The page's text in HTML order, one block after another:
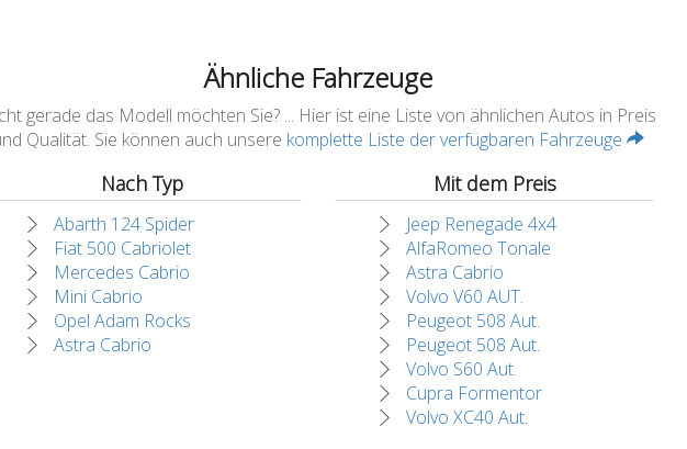
Ähnliche Fahrzeuge
gerade das Modell möchten Sie? ... Hier ist eine Liste von ähnlichen Autos in Preis
Qualität. Sie können auch unsere komplette Liste der verfügbaren Fahrzeuge
Nach Typ
Abarth 124 Spider
Fiat 500 Cabriolet
Mercedes Cabrio
Mini Cabrio
Opel Adam Rocks
Astra Cabrio
Mit dem Preis
Jeep Renegade 4x4
AlfaRomeo Tonale
Astra Cabrio
Volvo V60 AUT.
Peugeot 508 Aut.
Peugeot 508 Aut.
Volvo S60 Aut.
Cupra Formentor
Volvo XC40 Aut.